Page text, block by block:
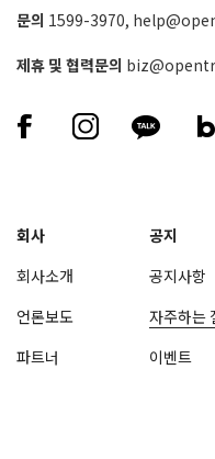
문의 1599-3970,
제휴 및 협력문의
회사
회사소개
언론보도
파트너
공지
공지사항
자주하는
이벤트